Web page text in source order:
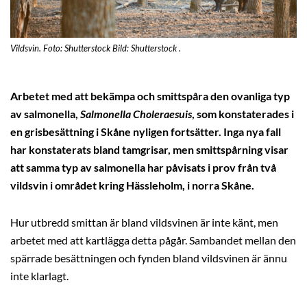
Vildsvin. Foto: Shutterstock Bild: Shutterstock .
Arbetet med att bekämpa och smittspåra den ovanliga typ
av salmonella, Salmonella Choleraesuis, som konstaterades i
en grisbesättning i Skåne nyligen fortsätter. Inga nya fall
har konstaterats bland tamgrisar, men smittspårning visar
att samma typ av salmonella har påvisats i prov från två
vildsvin i området kring Hässleholm, i norra Skåne.
Hur utbredd smittan är bland vildsvinen är inte känt, men
arbetet med att kartlägga detta pågår. Sambandet mellan den
spärrade besättningen och fynden bland vildsvinen är ännu
inte klarlagt.